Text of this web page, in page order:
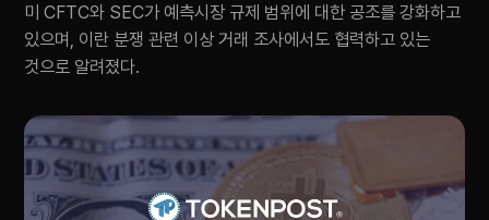
미 CFTC와 SEC가 예측시장 규제 범위에 대한 공조를 강화하고
있으며, 이란 분쟁 관련 이상 거래 조사에서도 협력하고 있는
것으로 알려졌다.